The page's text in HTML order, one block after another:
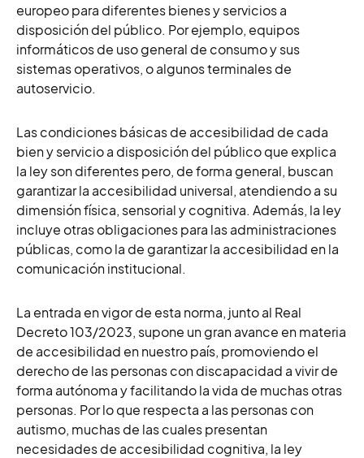
europeo para diferentes bienes y servicios a
disposición del público. Por ejemplo, equipos
informáticos de uso general de consumo y sus
sistemas operativos, o algunos terminales de
autoservicio.
Las condiciones básicas de accesibilidad de cada
bien y servicio a disposición del público que explica
la ley son diferentes pero, de forma general, buscan
garantizar la accesibilidad universal, atendiendo a su
dimensión física, sensorial y cognitiva. Además, la ley
incluye otras obligaciones para las administraciones
públicas, como la de garantizar la accesibilidad en la
comunicación institucional.
La entrada en vigor de esta norma, junto al Real
Decreto 103/2023, supone un gran avance en materia
de accesibilidad en nuestro país, promoviendo el
derecho de las personas con discapacidad a vivir de
forma autónoma y facilitando la vida de muchas otras
personas. Por lo que respecta a las personas con
autismo, muchas de las cuales presentan
necesidades de accesibilidad cognitiva, la ley